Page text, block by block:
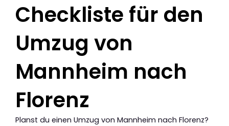
Checkliste für den
Umzug von
Mannheim nach
Florenz
Planst du einen Umzug von Mannheim nach Florenz?